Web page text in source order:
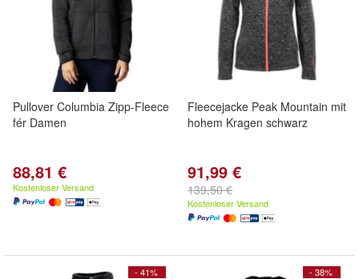
Pullover Columbia Zipp-Fleece
fér Damen
88,81 €
Kostenloser Versand
Fleecejacke Peak Mountain mit
hohem Kragen schwarz
91,99 €
139,50 €
Kostenloser Versand
- 41% - 38%